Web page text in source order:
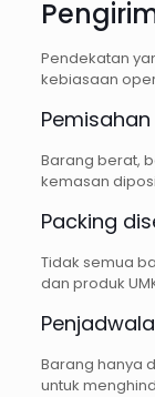
Pendekatan
kebiasaan
Barang berat,
kemasan
Packing
Tidak semua
dan produk
Barang hanya
untuk